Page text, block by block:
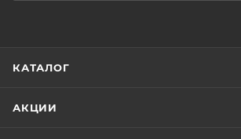
КАТАЛОГ
АКЦИИ